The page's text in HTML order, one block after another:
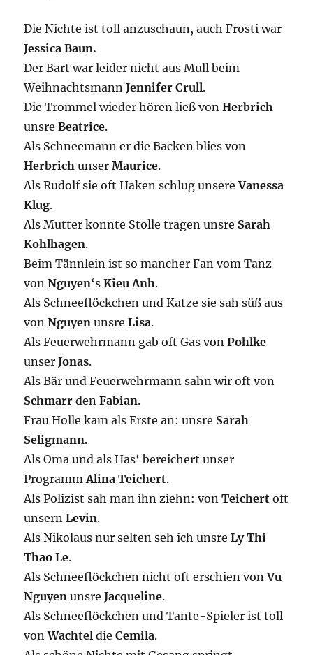
Die Nichte ist toll anzuschaun, auch Frosti war
Jessica Baun.
Der Bart war leider nicht aus Mull beim
WeihnachtsmannJennifer Crull.
Die Trommel wieder hören ließ vonHerbrich
unsreBeatrice.
Als Schneemann er die Backen blies von
Herbrich unserMaurice.
Als Rudolf sie oft Haken schlug unsereVanessa
Klug.
Als Mutter konnte Stolle tragen unsre Sarah
Kohlhagen.
Beim Tännlein ist so mancher Fan vom Tanz
vonNguyen‘sKieu Anh.
Als Schneeflöckchen und Katze sie sah süß aus
vonNguyen unsreLisa.
Als Feuerwehrmann gab oft Gas vonPohlke
unserJonas.
Als Bär und Feuerwehrmann sahn wir oft von
Schmarr den Fabian.
Frau Holle kam als Erste an: unsre Sarah
Seligmann.
Als Oma und als Has‘ bereichert unser
ProgrammAlina Teichert.
Als Polizist sah man ihn ziehn: vonTeichert oft
unsernLevin.
Als Nikolaus nur selten seh ich unsreLy Thi
Thao Le.
Als Schneeflöckchen nicht oft erschien vonVu
Nguyen unsreJacqueline.
Als Schneeflöckchen und Tante-Spieler ist toll
vonWachtel dieCemila.